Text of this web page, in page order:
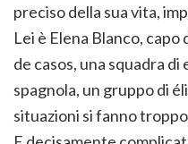
preciso della sua vita,
Lei è Elena Blanco, capo
de casos, una squadra
spagnola, un gruppo di
situazioni si fanno